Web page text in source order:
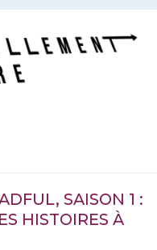
SAISON 1 :
HISTOIRES À